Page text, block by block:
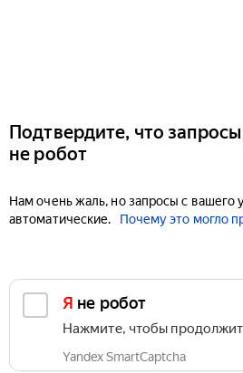
Подтвердите, что
не робот
Нам очень жаль, но запросы с вашего
автоматические.
Почему это могло
Я не робот
Нажмите, чтобы
Yandex SmartCaptcha